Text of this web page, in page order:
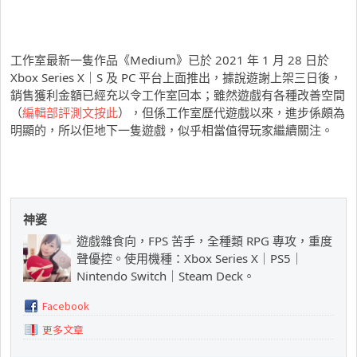
工作室最新一隻作品《Medium》已於 2021 年 1 月 28 日於
Xbox Series X｜S 及 PC 平台上面推出，據說遊謝上架三日後，
銷售獲利金額已經充以令工作室回本；雖然遊戲有各種改善空間
（編輯部評測文按此），但係工作室歷代遊戲以來，進步係頗為
明顯的，所以佢地下一隻遊戲，似乎相當值得玩家繼續關注。
神婆
遊戲雜食向，FPS 苦手，全種類 RPG 專攻，重度
聲優控。使用機種：Xbox Series X｜PS5｜
Nintendo Switch｜Steam Deck。
Facebook
更多文章